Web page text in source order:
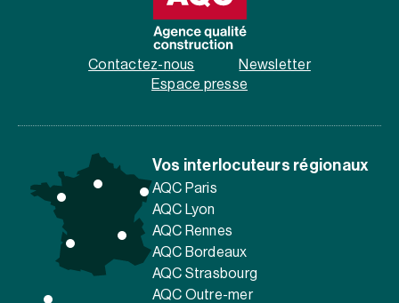
Contactez-nous
Newsletter
Espace presse
Vos interlocuteurs régionaux
AQC Paris
AQC Lyon
AQC Rennes
AQC Bordeaux
AQC Strasbourg
AQC Outre-mer